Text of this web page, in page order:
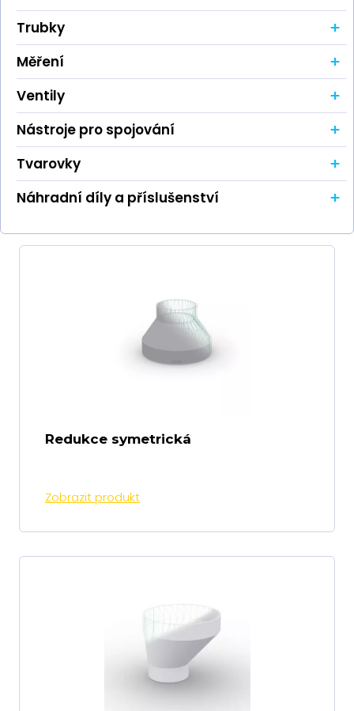
Redukce symetrická
Zobrazit produkt
Trubky
+
Měření
+
Ventily
+
Nástroje pro spojování
+
Tvarovky
+
Náhradní díly a příslušenství
+